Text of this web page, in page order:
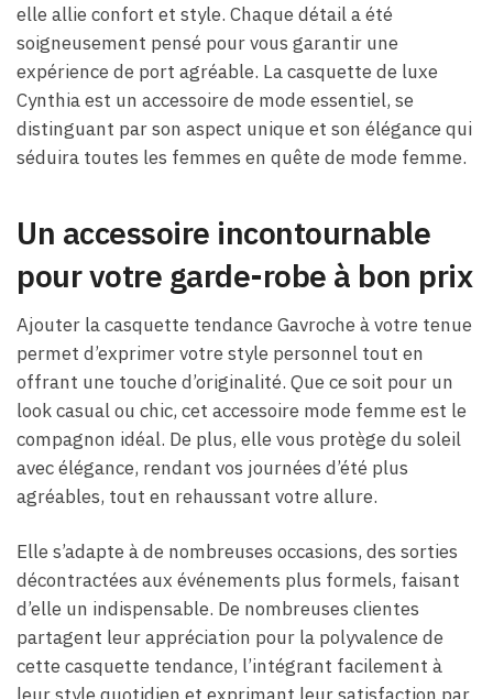
elle allie confort et style. Chaque détail a été
soigneusement pensé pour vous garantir une
expérience de port agréable. La casquette de luxe
Cynthia est un accessoire de mode essentiel, se
distinguant par son aspect unique et son élégance qui
séduira toutes les femmes en quête de mode femme.
Un accessoire incontournable
pour votre garde-robe à bon prix
Ajouter la casquette tendance Gavroche à votre tenue
permet d’exprimer votre style personnel tout en
offrant une touche d’originalité. Que ce soit pour un
look casual ou chic, cet accessoire mode femme est le
compagnon idéal. De plus, elle vous protège du soleil
avec élégance, rendant vos journées d’été plus
agréables, tout en rehaussant votre allure.
Elle s’adapte à de nombreuses occasions, des sorties
décontractées aux événements plus formels, faisant
d’elle un indispensable. De nombreuses clientes
partagent leur appréciation pour la polyvalence de
cette casquette tendance, l’intégrant facilement à